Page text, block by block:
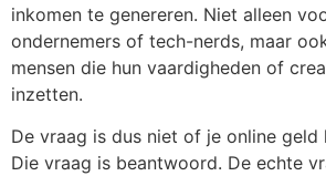
inkomen te genereren. Niet alleen
ondernemers of tech-nerds, maar
mensen die hun vaardigheden of
inzetten.
De vraag is dus niet of je online geld
Die vraag is beantwoord. De echte